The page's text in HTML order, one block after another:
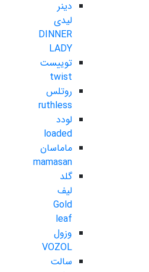
دینر
لیدی
DINNER
LADY
توییست
twist
روتلس
ruthless
لودد
loaded
ماماسان
mamasan
گلد
لیف
Gold
leaf
وزول
VOZOL
سالت